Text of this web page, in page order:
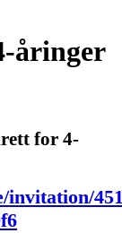
åringer
for 4-
invitation/